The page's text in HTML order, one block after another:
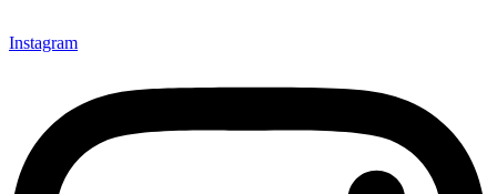
Instagram